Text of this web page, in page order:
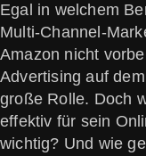
Egal in welchem
Multi-Channel-
Amazon nicht
Advertising auf
große Rolle. Doch
effektiv für sein
wichtig? Und wie